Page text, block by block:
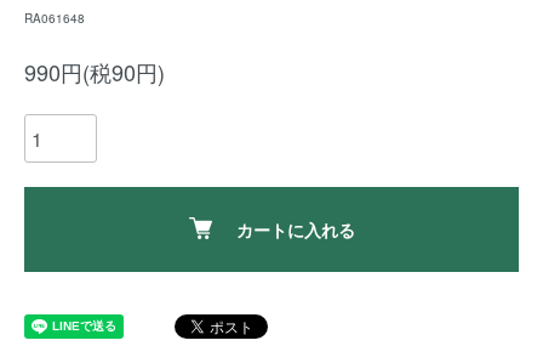
RA061648
990円(税90円)
カートに入れる